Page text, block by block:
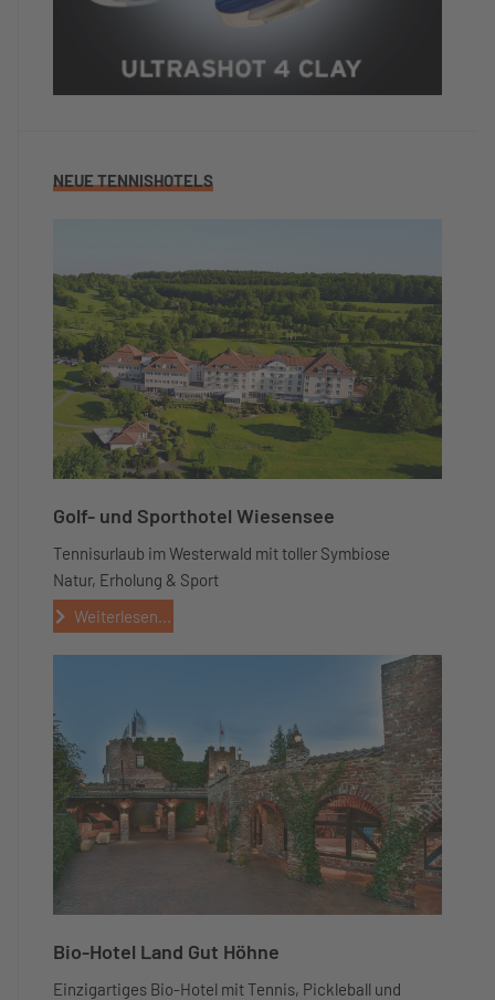
NEUE TENNISHOTELS
Golf- und Sporthotel Wiesensee
Tennisurlaub im Westerwald mit toller Symbiose
Natur, Erholung & Sport
Weiterlesen...
Bio-Hotel Land Gut Höhne
Einzigartiges Bio-Hotel mit Tennis, Pickleball und